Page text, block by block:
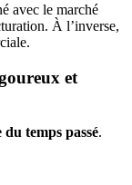
avec le marché
À l’inverse,
et
du temps passé.